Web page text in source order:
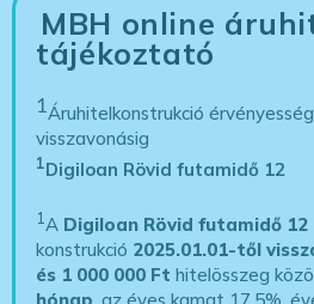
MBH online
tájékoztató
1Áruhitelkonstrukció
visszavonásig
1Digiloan Rövid futamidő 12
1 A Digiloan Rövid futamidő 12
konstrukció 2025.01.01-től
és 1 000 000 Ft hitelösszeg